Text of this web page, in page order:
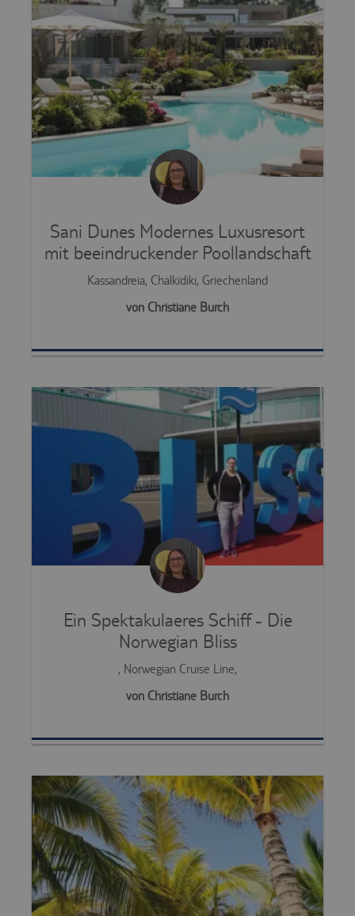
Sani Dunes Modernes Luxusresort
mit beeindruckender Poollandschaft
Kassandreia, Chalkidiki, Griechenland
von Christiane Burch
Ein Spektakulaeres Schiff - Die
Norwegian Bliss
, Norwegian Cruise Line,
von Christiane Burch